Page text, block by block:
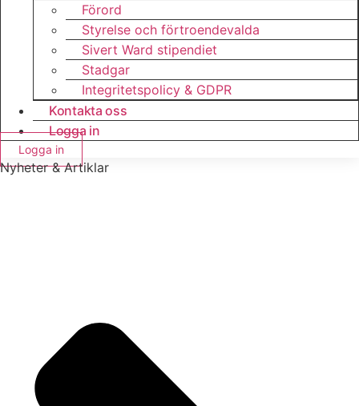
Förord
Styrelse och förtroendevalda
Sivert Ward stipendiet
Stadgar
Integritetspolicy & GDPR
Kontakta oss
Logga in
Logga in
Nyheter & Artiklar